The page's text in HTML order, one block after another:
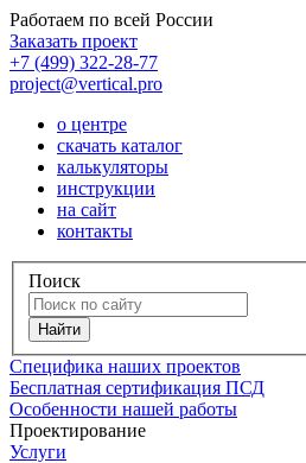
Работаем по всей России
Заказать проект
+7 (499) 322-28-77
project@vertical.pro
о центре
скачать каталог
калькуляторы
инструкции
на сайт
контакты
Поиск
Специфика наших проектов
Бесплатная сертификация ПСД
Особенности нашей работы
Проектирование
Услуги